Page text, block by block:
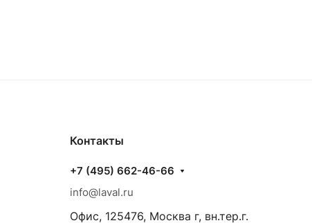
Контакты
+7 (495) 662-46-66
info@laval.ru
Офис, 125476, Москва г, вн.тер.г.